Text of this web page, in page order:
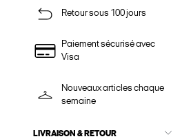
Retour sous 100 jours
Paiement sécurisé avec
Visa
Nouveaux articles chaque
semaine
LIVRAISON & RETOUR